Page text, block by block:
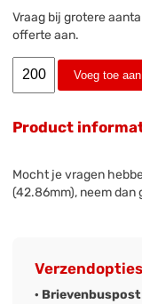
Vraag bij grotere
offerte aan.
Voeg toe
Product
Mocht je vragen
(42.86mm), neem dan
·